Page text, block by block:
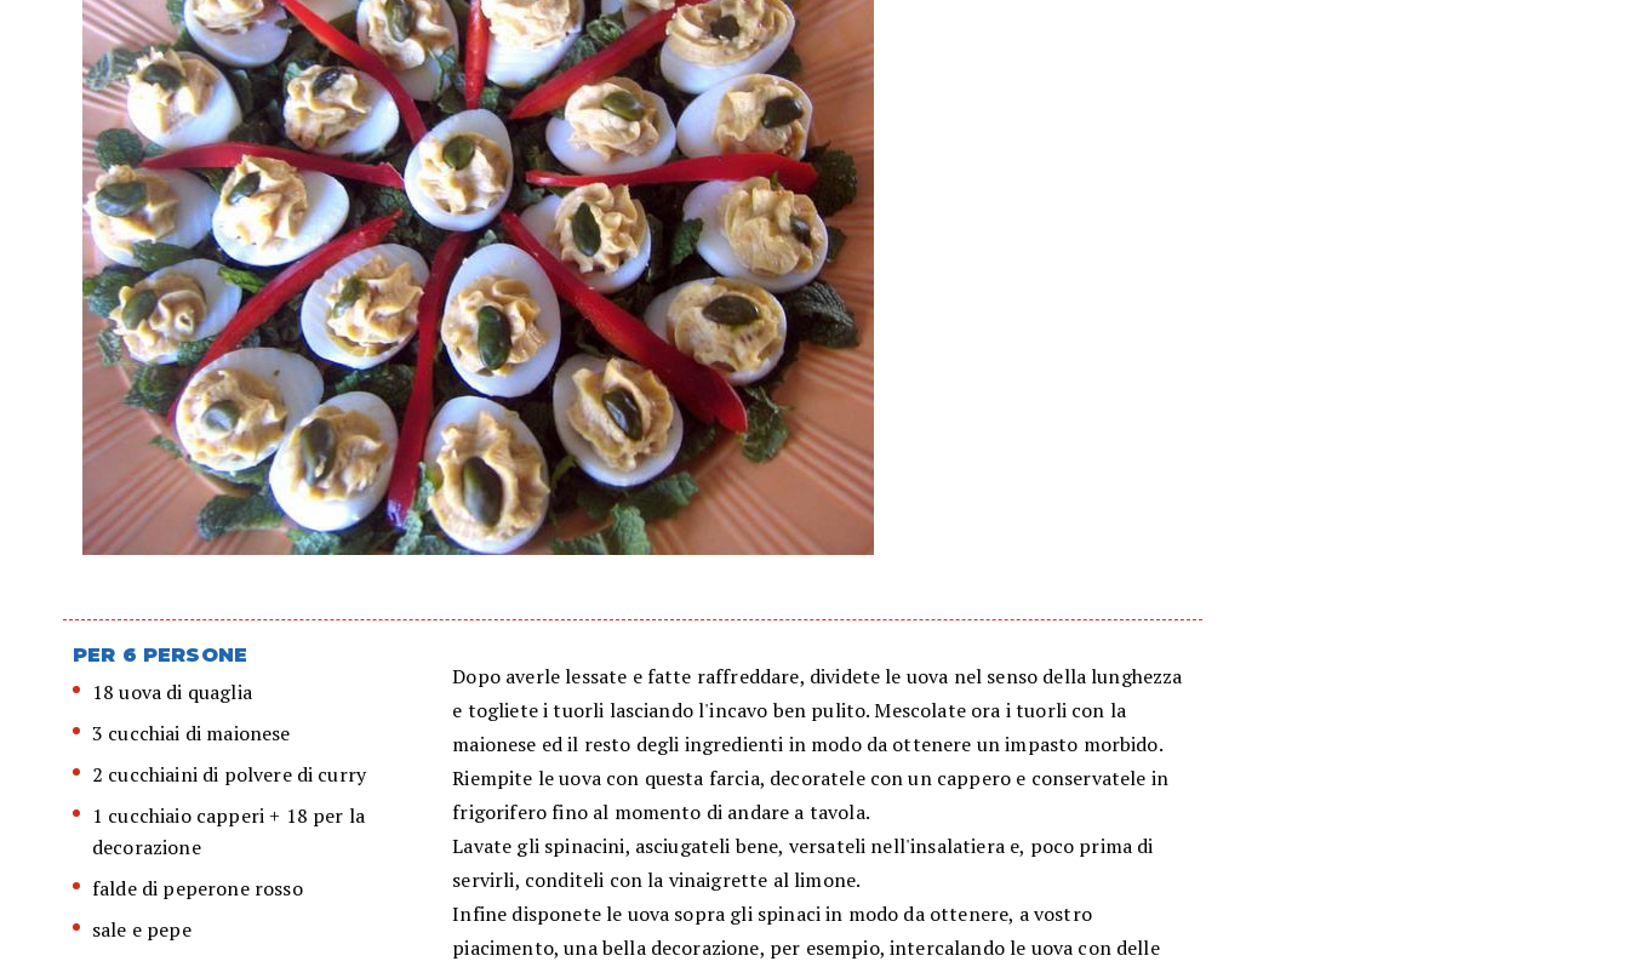
PER 6 PERSONE
18 uova di quaglia
3 cucchiai di maionese
2 cucchiaini di polvere di curry
1 cucchiaio capperi + 18 per la
decorazione
falde di peperone rosso
sale e pepe
Dopo averle lessate e fatte raffreddare, dividete le uova nel senso della lunghezza
e togliete i tuorli lasciando l'incavo ben pulito. Mescolate ora i tuorli con la
maionese ed il resto degli ingredienti in modo da ottenere un impasto morbido.
Riempite le uova con questa farcia, decoratele con un cappero e conservatele in
frigorifero fino al momento di andare a tavola.
Lavate gli spinacini, asciugateli bene, versateli nell'insalatiera e, poco prima di
servirli, conditeli con la vinaigrette al limone.
Infine disponete le uova sopra gli spinaci in modo da ottenere, a vostro
piacimento, una bella decorazione, per esempio, intercalando le uova con delle